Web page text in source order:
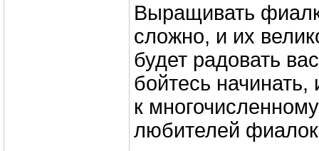
Выращивать
сложно, и их
будет радовать
бойтесь начинать,
к
любителей